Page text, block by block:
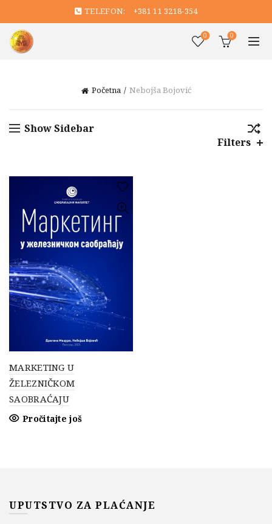
TELEFON: +381 11 3218-354
0 0
Početna Nebojša Bojović
Show Sidebar
Filters
MARKETING U
ŽELEZNIČKOM
SAOBRAĆAJU
Pročitajte još
UPUTSTVO ZA PLAĆANJE